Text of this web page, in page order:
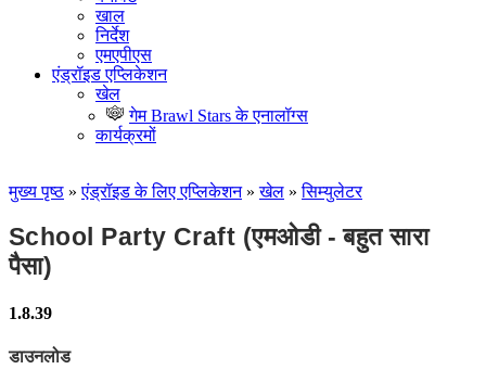
खाल
निर्देश
एमएपीएस
एंड्रॉइड एप्लिकेशन
खेल
गेम Brawl Stars के एनालॉग्स
कार्यक्रमों
मुख्य पृष्ठ »एंड्रॉइड के लिए एप्लिकेशन»खेल »सिम्युलेटर
School Party Craft (एमओडी - बहुत सारा
पैसा)
1.8.39
डाउनलोड